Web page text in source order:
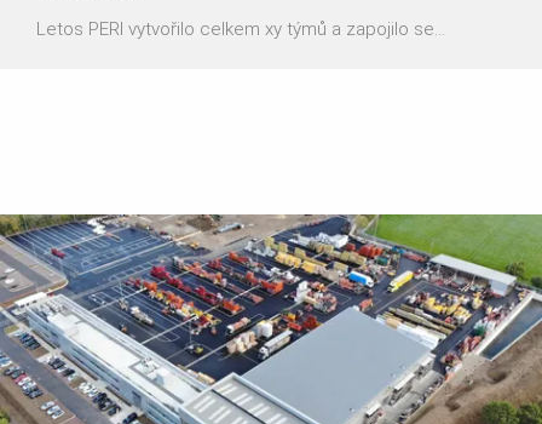
Letos PERI vytvořilo celkem xy týmů a zapojilo se